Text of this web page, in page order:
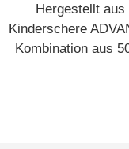
Hergestellt
Kinderschere
Kombination aus